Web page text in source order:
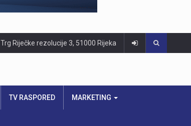
Trg Riječke rezolucije 3, 51000 Rijeka
TV RASPORED MARKETING